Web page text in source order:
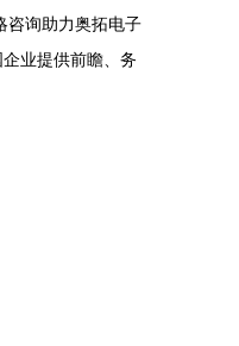
咨询助力奥拓电子
业提供前瞻、务